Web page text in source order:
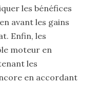
les bénéfices
avant les gains
Enfin, les
moteur en
les
en accordant